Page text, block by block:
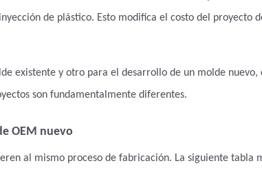
de plástico. Esto modifica el costo del proyecto
existente y otro para el desarrollo de un molde nuevo,
son fundamentalmente diferentes.
OEM nuevo
al mismo proceso de fabricación. La siguiente tabla